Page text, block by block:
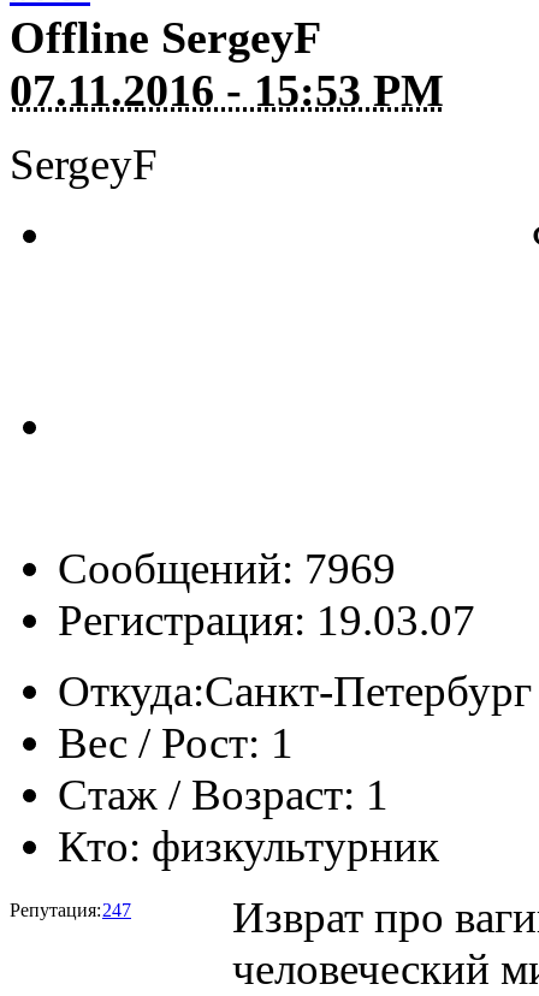
Offline SergeyF
07.11.2016 - 15:53 PM
SergeyF
Сообщений: 7969
Регистрация: 19.03.07
Откуда:Санкт-Петербург
Вес / Рост: 1
Стаж / Возраст: 1
Кто: физкультурник
Репутация:247
Изврат про
человеческий